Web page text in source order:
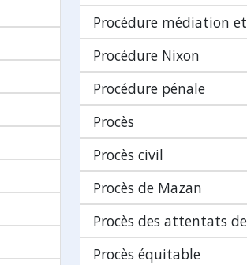
Procédure médiation
Procédure Nixon
Procédure pénale
Procès
Procès civil
Procès de Mazan
Procès des attentats
Procès équitable